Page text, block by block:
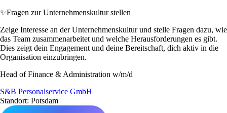
✨Fragen zur Unternehmenskultur stellen
Zeige Interesse an der Unternehmenskultur und stelle Fragen dazu, wie
das Team zusammenarbeitet und welche Herausforderungen es gibt.
Dies zeigt dein Engagement und deine Bereitschaft, dich aktiv in die
Organisation einzubringen.
Head of Finance & Administration w/m/d
S&B Personalservice GmbH
Standort: Potsdam